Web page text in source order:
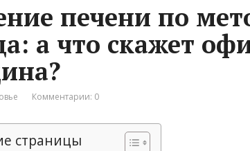
печени по
а что скажет
Комментарии: 0
страницы